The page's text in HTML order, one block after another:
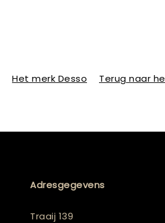
Het merk Desso Terug naar
Adresgegevens
Traaij 139